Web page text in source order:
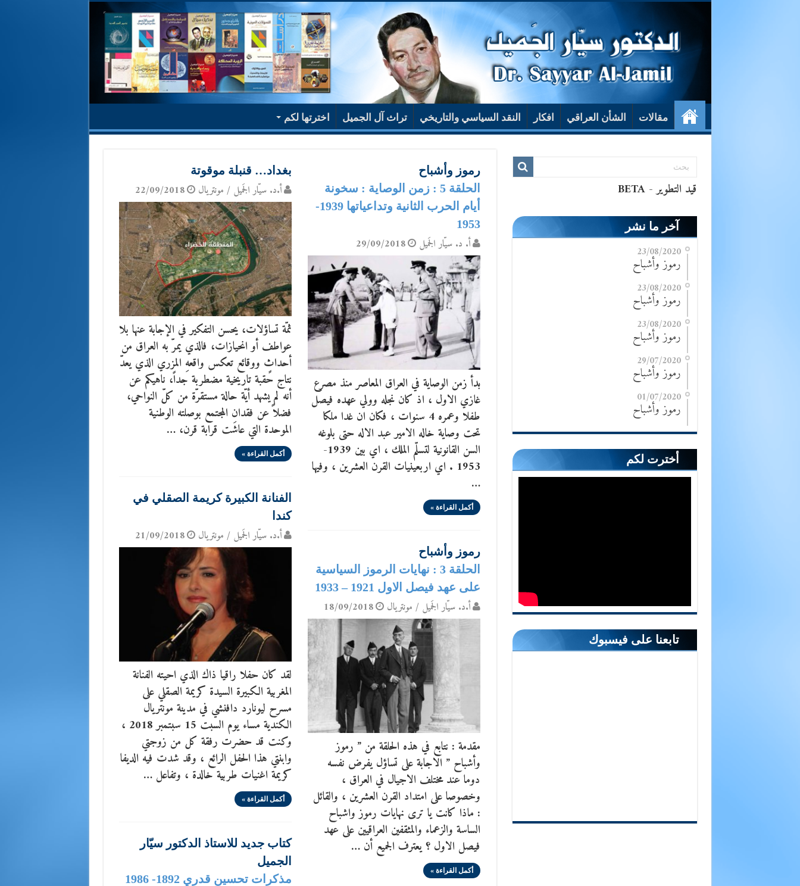
مقالات الشأن العراقي افكار النقد السياسي والتاريخي تراث آل الجميل اخترتها لكم
رموز وأشباح
الحلقة 5 : زمن الوصاية : سخونة
أيام الحرب الثانية وتداعياتها 1939-
1953
أ. د. سيّار الجَميل 29/09/2018
بدأ زمن الوصاية في العراق المعاصر منذ مصرع
غازي الاول ، اذ كان نجله وولي عهده فيصل
طفلا وعمره 4 سنوات ، فكان ان غدا ملكا
تحت وصاية خاله الامير عبد الاله حتى بلوغه
السن القانونية لتسلّم الملك ، اي بين 1939-
1953 . اي اربعينيات القرن العشرين ، وفيها
…
أكمل القراءة »
بغداد… قنبلة موقوتة
أ.د. سيّار الجَميل / مونتريال 22/09/2018
ثمّة تساؤلات، يحسن التفكير في الإجابة عنها بلا
عواطف أو انحيازات، فالذي يمرّ به العراق من
أحداثٍ ووقائع تعكس واقعهِ المزري الذي يعدّ
نتاج حقبة تاريخية مضطربة جداً، ناهيكم عن
أنه لم يشهد أيّة حالة مستقرّة من كلّ النواحي،
فضلاً عن فقدان المجتمع بوصلته الوطنية
الموحدة التي عاشَت قرابة قرن، …
أكمل القراءة »
الفنانة الكبيرة كريمة الصقلي في
كندا
أ.د. سيّار الجَميل / مونتريال 21/09/2018
لقد كان حفلا راقيا ذاك الذي احيته الفنانة
المغربية الكبيرة السيدة كريمة الصقلي على
مسرح ليونارد دافنشي في مدينة مونتريال
الكندية مساء يوم السبت 15 سبتمبر 2018 ،
وكنت قد حضرت رفقة كل من زوجتي
وابنتي هذا الحفل الرائع ، وقد شدت فيه الديفا
كريمة اغنيات طربية خالدة ، وتفاعل …
أكمل القراءة »
رموز وأشباح
الحلقة 3 : نهايات الرموز السياسية
على عهد فيصل الاول 1921 – 1933
أ.د. سيّار الجَميل / مونتريال 18/09/2018
مقدمة : نتابع في هذه الحلقة من ” رموز
وأشباح ” الاجابة على تساؤل يفرض نفسه
دوما عند مختلف الاجيال في العراق ،
وخصوصا على امتداد القرن العشرين ، والقائل
: ماذا كانت يا ترى نهايات رموز واشباح
الساسة والزعماء والمثقفين العراقيين على عهد
فيصل الاول ؟ يعترف الجميع أن …
أكمل القراءة »
كتاب جديد للاستاذ الدكتور سيّار
الجميل
مذكرات تحسين قدري 1892- 1986
آخر ما نشر
23/08/2020
رموز وأشباح
23/08/2020
رموز وأشباح
23/08/2020
رموز وأشباح
29/07/2020
رموز وأشباح
01/07/2020
رموز وأشباح
أخترت لكم
تابعنا على فيسبوك